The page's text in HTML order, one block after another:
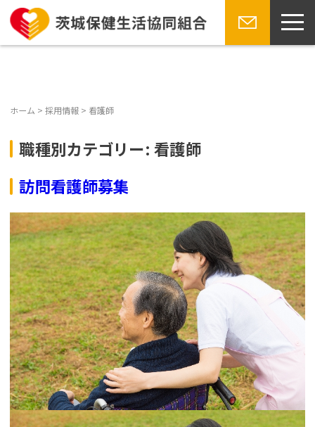
Skip お問い合
ホーム >採用情報 > 看護師
職種別カテゴリー:看護師
訪問看護師募集